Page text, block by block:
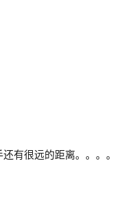
有很远的距离。。。。